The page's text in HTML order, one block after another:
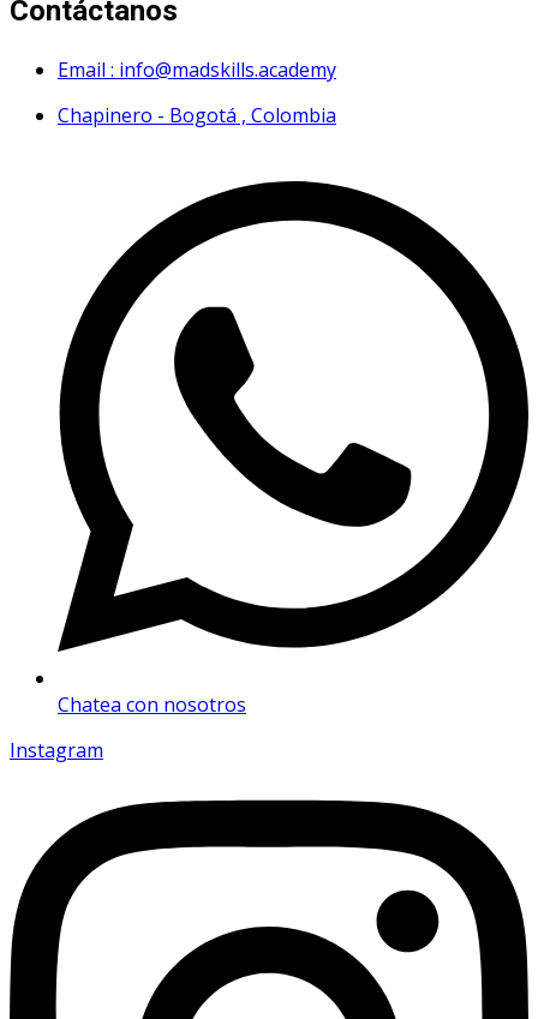
Contáctanos
Email : info@madskills.academy
Chapinero - Bogotá , Colombia
Chatea con nosotros
Instagram